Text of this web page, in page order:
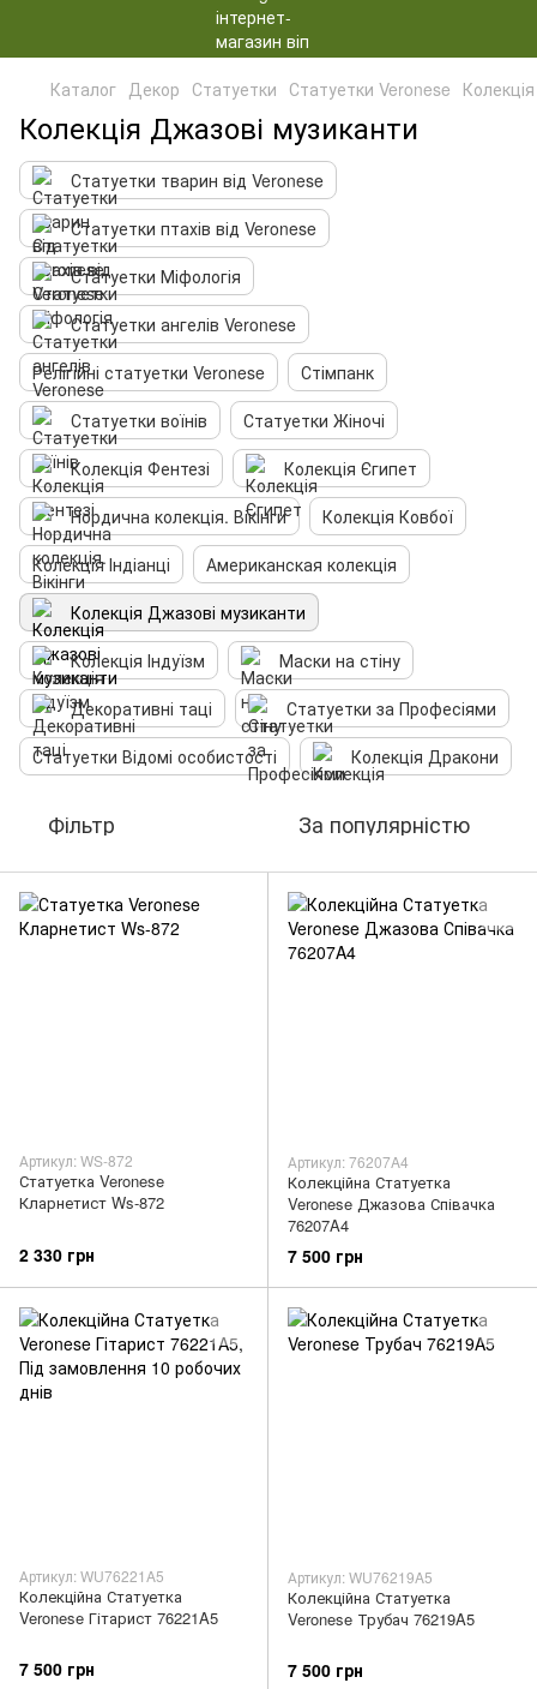
Каталог Декор Статуетки Статуетки Veronese
Колекція Джазові музиканти
Статуетки тварин від Veronese
Статуетки птахів від Veronese
Статуетки Міфологія
Статуетки ангелів Veronese
Релігійні статуетки Veronese
Стімпанк
Статуетки воїнів
Статуетки Жіночі
Колекція Фентезі
Колекція Єгипет
Нордична колекція. Вікінги
Колекція Ковбої
Колекція Індіанці
Американская колекція
Колекція Джазові музиканти
Колекція Індуїзм
Маски на стіну
Декоративні таці
Статуетки за Професіями
Статуетки Відомі особистості
Колекція Дракони
Фільтр За популярністю
Артикул: WS-872
Статуетка Veronese
Кларнетист Ws-872
2 330 грн
Артикул: 76207A4
Колекційна Статуетка
Veronese Джазова Співачка
76207A4
7 500 грн
Артикул: WU76221A5
Колекційна Статуетка
Veronese Гітарист 76221A5
7 500 грн
Артикул: WU76219A5
Колекційна Статуетка
Veronese Трубач 76219A5
7 500 грн